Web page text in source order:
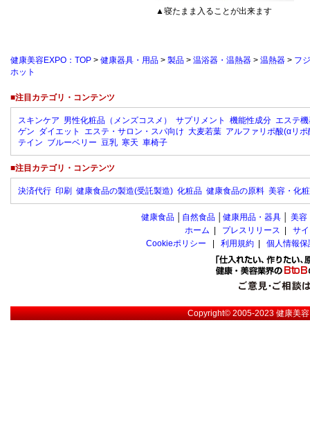
▲寝たまま入ることが出来ます
健康美容EXPO：TOP > 健康器具・用品 > 製品 > 温浴器・温熱器 > 温熱器 > フ
ホット
■注目カテゴリ・コンテンツ
スキンケア 男性化粧品（メンズコスメ） サプリメント 機能性成分 エステ
ゲン ダイエット エステ・サロン・スパ向け 大麦若葉 アルファリポ酸(αリポ
テイン ブルーベリー 豆乳 寒天 車椅子
■注目カテゴリ・コンテンツ
決済代行 印刷 健康食品の製造(受託製造) 化粧品 健康食品の原料 美容・化
健康食品 自然食品 健康用品・器具 美容
ホーム
プレスリリース
サ
Cookieポリシー
利用規約 個人情報
Copyright© 2005-2023健康美